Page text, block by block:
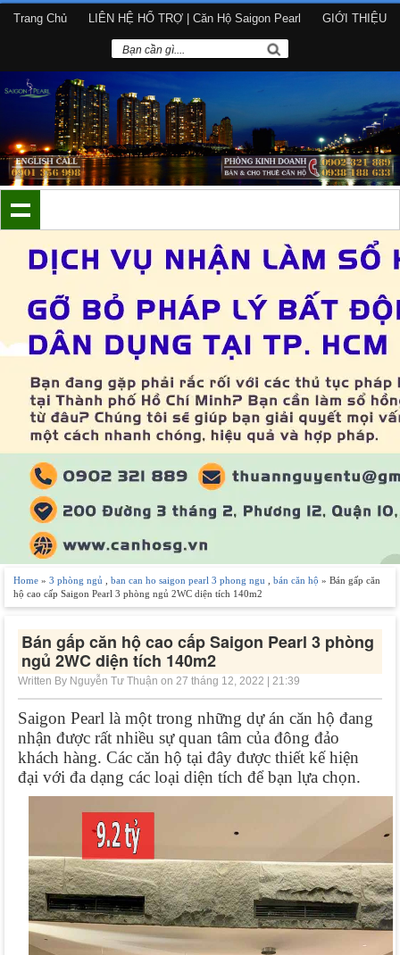
Trang Chủ LIÊN HỆ HỔ TRỢ | Căn Hộ Saigon Pearl GIỚI THIỆU
Home » 3 phòng ngủ ban can ho saigon pearl 3 phong ngu bán căn hộ » Bán gấp căn
hộ cao cấp Saigon Pearl 3 phòng ngủ 2WC diện tích 140m2
Bán gấp căn hộ cao cấp Saigon Pearl 3 phòng
ngủ 2WC diện tích 140m2
Written By Nguyễn Tư Thuận on 27 tháng 12, 2022 | 21:39
Saigon Pearl là một trong những dự án căn hộ đang
nhận được rất nhiều sự quan tâm của đông đảo
khách hàng. Các căn hộ tại đây được thiết kế hiện
đại với đa dạng các loại diện tích để bạn lựa chọn.